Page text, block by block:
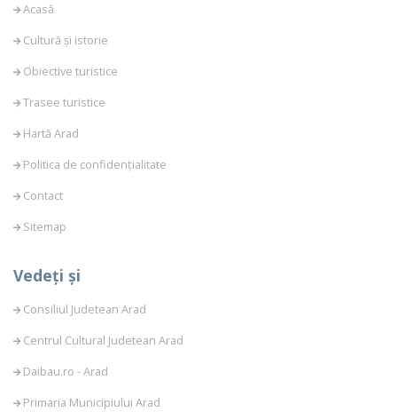
Acasă
Cultură și istorie
Obiective turistice
Trasee turistice
Hartă Arad
Politica de confidențialitate
Contact
Sitemap
Vedeți și
Consiliul Judetean Arad
Centrul Cultural Judetean Arad
Daibau.ro - Arad
Primaria Municipiului Arad